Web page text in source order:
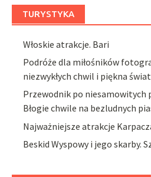
TURYSTYKA
Włoskie atrakcje. Bari
Podróże dla miłośników
niezwykłych chwil i piękna
Przewodnik po niesamowitych
Błogie chwile na bezludnych
Najważniejsze atrakcje
Beskid Wyspowy i jego skarby.